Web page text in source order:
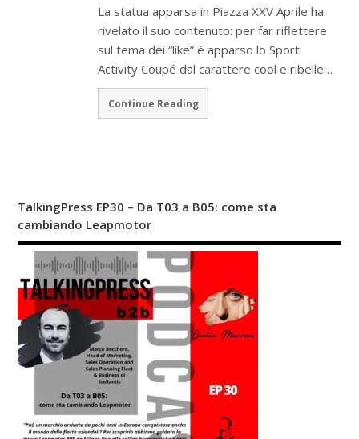
La statua apparsa in Piazza XXV Aprile ha
rivelato il suo contenuto: per far riflettere
sul tema dei “like” è apparso lo Sport
Activity Coupé dal carattere cool e ribelle…
Continue Reading
TalkingPress EP30 – Da T03 a B05: come sta
cambiando Leapmotor